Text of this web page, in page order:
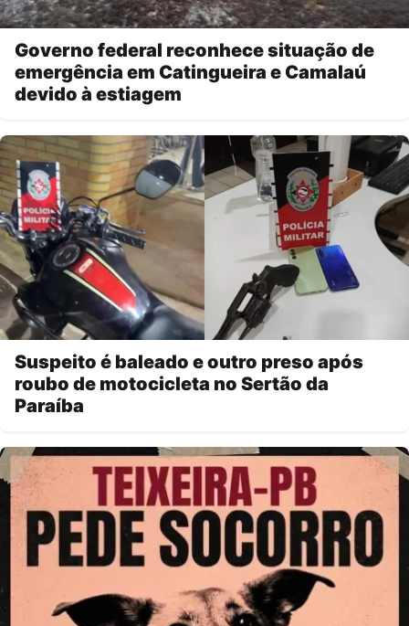
Governo federal reconhece situação de
emergência em Catingueira e Camalaú
devido à estiagem
Suspeito é baleado e outro preso após
roubo de motocicleta no Sertão da
Paraíba